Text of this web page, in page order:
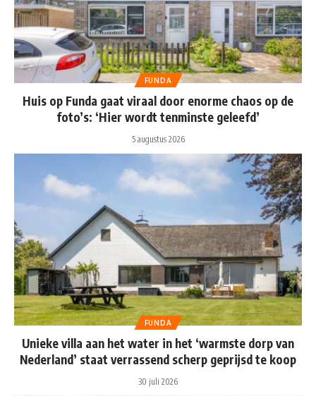
FUNDA
Huis op Funda gaat viraal door enorme chaos op de
foto’s: ‘Hier wordt tenminste geleefd’
5 augustus 2026
FUNDA
Unieke villa aan het water in het ‘warmste dorp van
Nederland’ staat verrassend scherp geprijsd te koop
30 juli 2026